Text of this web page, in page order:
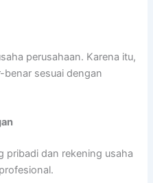
perusahaan. Karena itu,
sesuai dengan
pribadi dan rekening usaha